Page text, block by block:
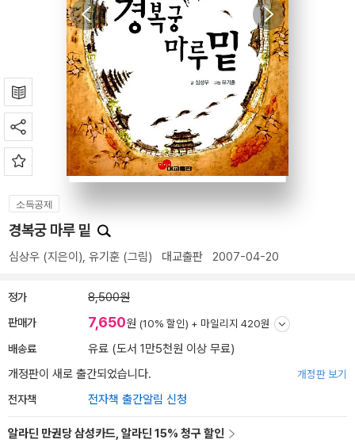
소득공제
경복궁 마루 밑
심상우 (지은이), 유기훈 (그림) 대교출판 2007-04-20
정가 8,500원
판매가 7,650원 (10% 할인) + 마일리지 420원
배송료
유료 (도서 1만5천원 이상 무료)
개정판이 새로 출간되었습니다.
개정판 보기
전자책 전자책 출간알림 신청
알라딘 만권당 삼성카드, 알라딘 15% 청구 할인